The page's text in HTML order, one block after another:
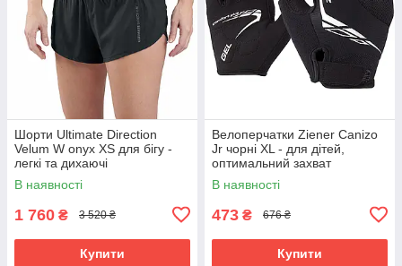
Шорти Ultimate Direction
Velum W onyx XS для бігу -
легкі та дихаючі
В наявності
1 760 ₴ 3 520 ₴
Купити
Велоперчатки Ziener Canizo
Jr чорні XL - для дітей,
оптимальний захват
В наявності
473 ₴ 676 ₴
Купити